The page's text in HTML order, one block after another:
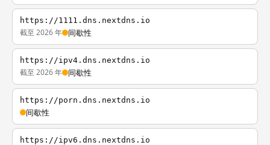
https://1111.dns.nextdns.io
截至 2026 年 间歇性
https://ipv4.dns.nextdns.io
截至 2026 年 间歇性
https://porn.dns.nextdns.io
间歇性
https://ipv6.dns.nextdns.io